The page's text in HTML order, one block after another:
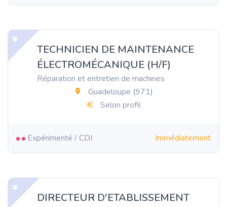
TECHNICIEN DE MAINTENANCE
ÉLECTROMÉCANIQUE (H/F)
Réparation et entretien de machines
Guadeloupe (971)
Selon profil
Expérimenté / CDI Immédiatement
DIRECTEUR D'ETABLISSEMENT